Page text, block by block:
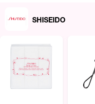
· Stretch-Flex Technology เทค
เคลื่อนไหวของริมฝีปาก
· High-Pigment Color สีสดชัดแน่
· Satin Finish มอบฟินิชซาตินหรู
SHISEIDO